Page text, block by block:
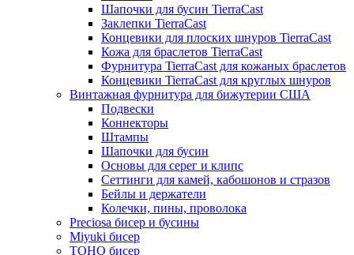
Шапочки для бусин TierraCast
Заклепки TierraCast
Концевики для плоских шнуров TierraCast
Кожа для браслетов TierraCast
Фурнитура TierraCast для кожаных браслетов
Концевики TierraCast для круглых шнуров
Винтажная фурнитура для бижутерии США
Подвески
Коннекторы
Штампы
Шапочки для бусин
Основы для серег и клипс
Сеттинги для камей, кабошонов и стразов
Бейлы и держатели
Колечки, пины, проволока
Preciosa бисер и бусины
Miyuki бисер
TOHO бисер